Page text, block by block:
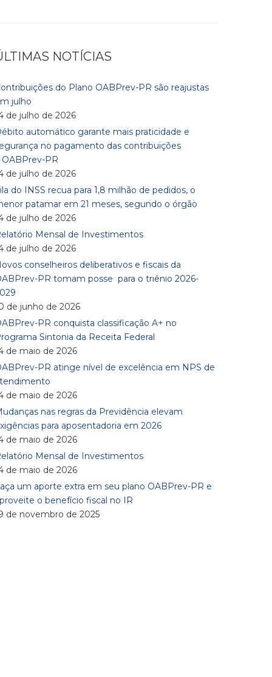
NOTÍCIAS
do Plano OABPrev-PR são reajustas
julho
de julho de 2026
automático garante mais praticidade e
no pagamento das contribuições
OABPrev-PR
de julho de 2026
do INSS recua para 1,8 milhão de pedidos, o
patamar em 21 meses, segundo o órgão
de julho de 2026
Mensal de Investimentos
de julho de 2026
conselheiros deliberativos e fiscais da
PR tomam posse para o triênio 2026-
de junho de 2026
PR conquista classificação A+ no
Sintonia da Receita Federal
de maio de 2026
PR atinge nível de excelência em NPS de
de maio de 2026
nas regras da Previdência elevam
para aposentadoria em 2026
de maio de 2026
Mensal de Investimentos
de maio de 2026
um aporte extra em seu plano OABPrev-PR e
o benefício fiscal no IR
de novembro de 2025